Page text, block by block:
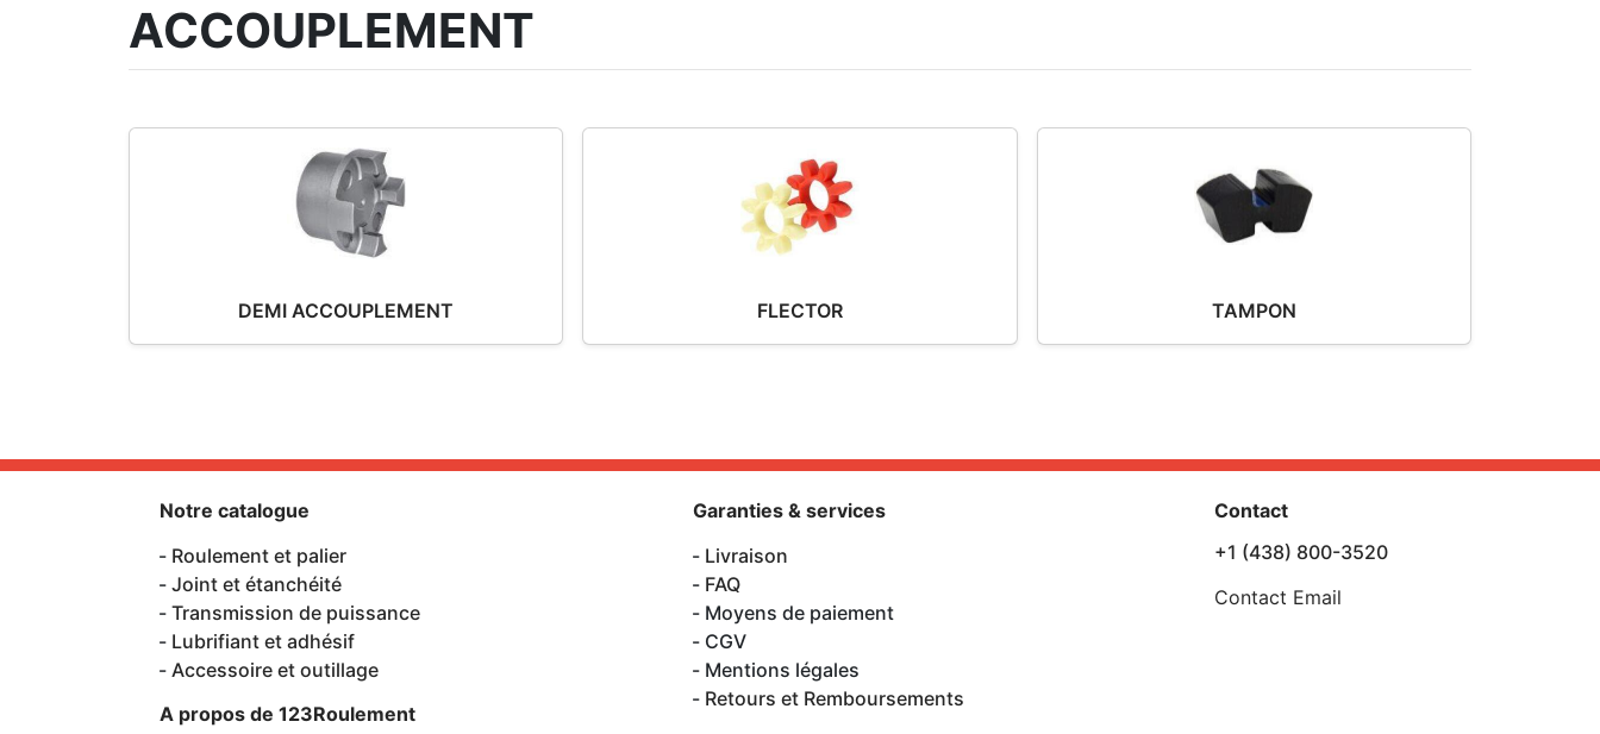
ACCOUPLEMENT
DEMI ACCOUPLEMENT FLECTOR TAMPON
Notre catalogue
Roulement et palier
Joint et étanchéité
Transmission de puissance
Lubrifiant et adhésif
Accessoire et outillage
A propos de 123Roulement
Garanties & services
Livraison
FAQ
Moyens de paiement
CGV
Mentions légales
Retours et Remboursements
Contact
+1 (438) 800-3520
Contact Email